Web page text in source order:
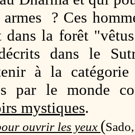
armes ? Ces
dans la forêt
dans le
à la
par le monde
mystiques.
ouvrir les yeux (